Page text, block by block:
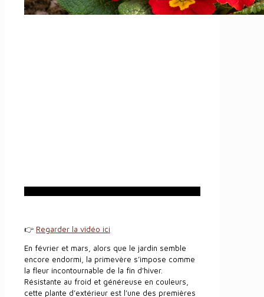
👉 Regarder la vidéo ici
En février et mars, alors que le jardin semble
encore endormi, la primevère s’impose comme
la fleur incontournable de la fin d’hiver.
Résistante au froid et généreuse en couleurs,
cette plante d’extérieur est l’une des premières